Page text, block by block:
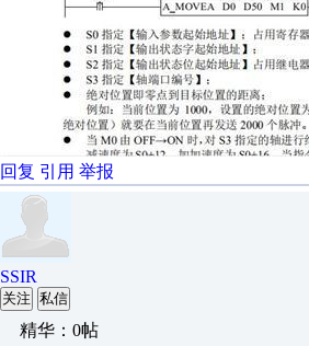
回复 引用 举报
SSIR
关注 私信
精华：0帖